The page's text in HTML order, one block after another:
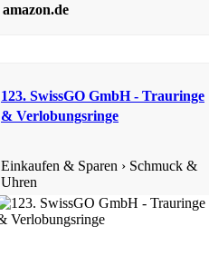
amazon.de
123. SwissGO GmbH - Trauringe
& Verlobungsringe
Einkaufen & Sparen › Schmuck &
Uhren